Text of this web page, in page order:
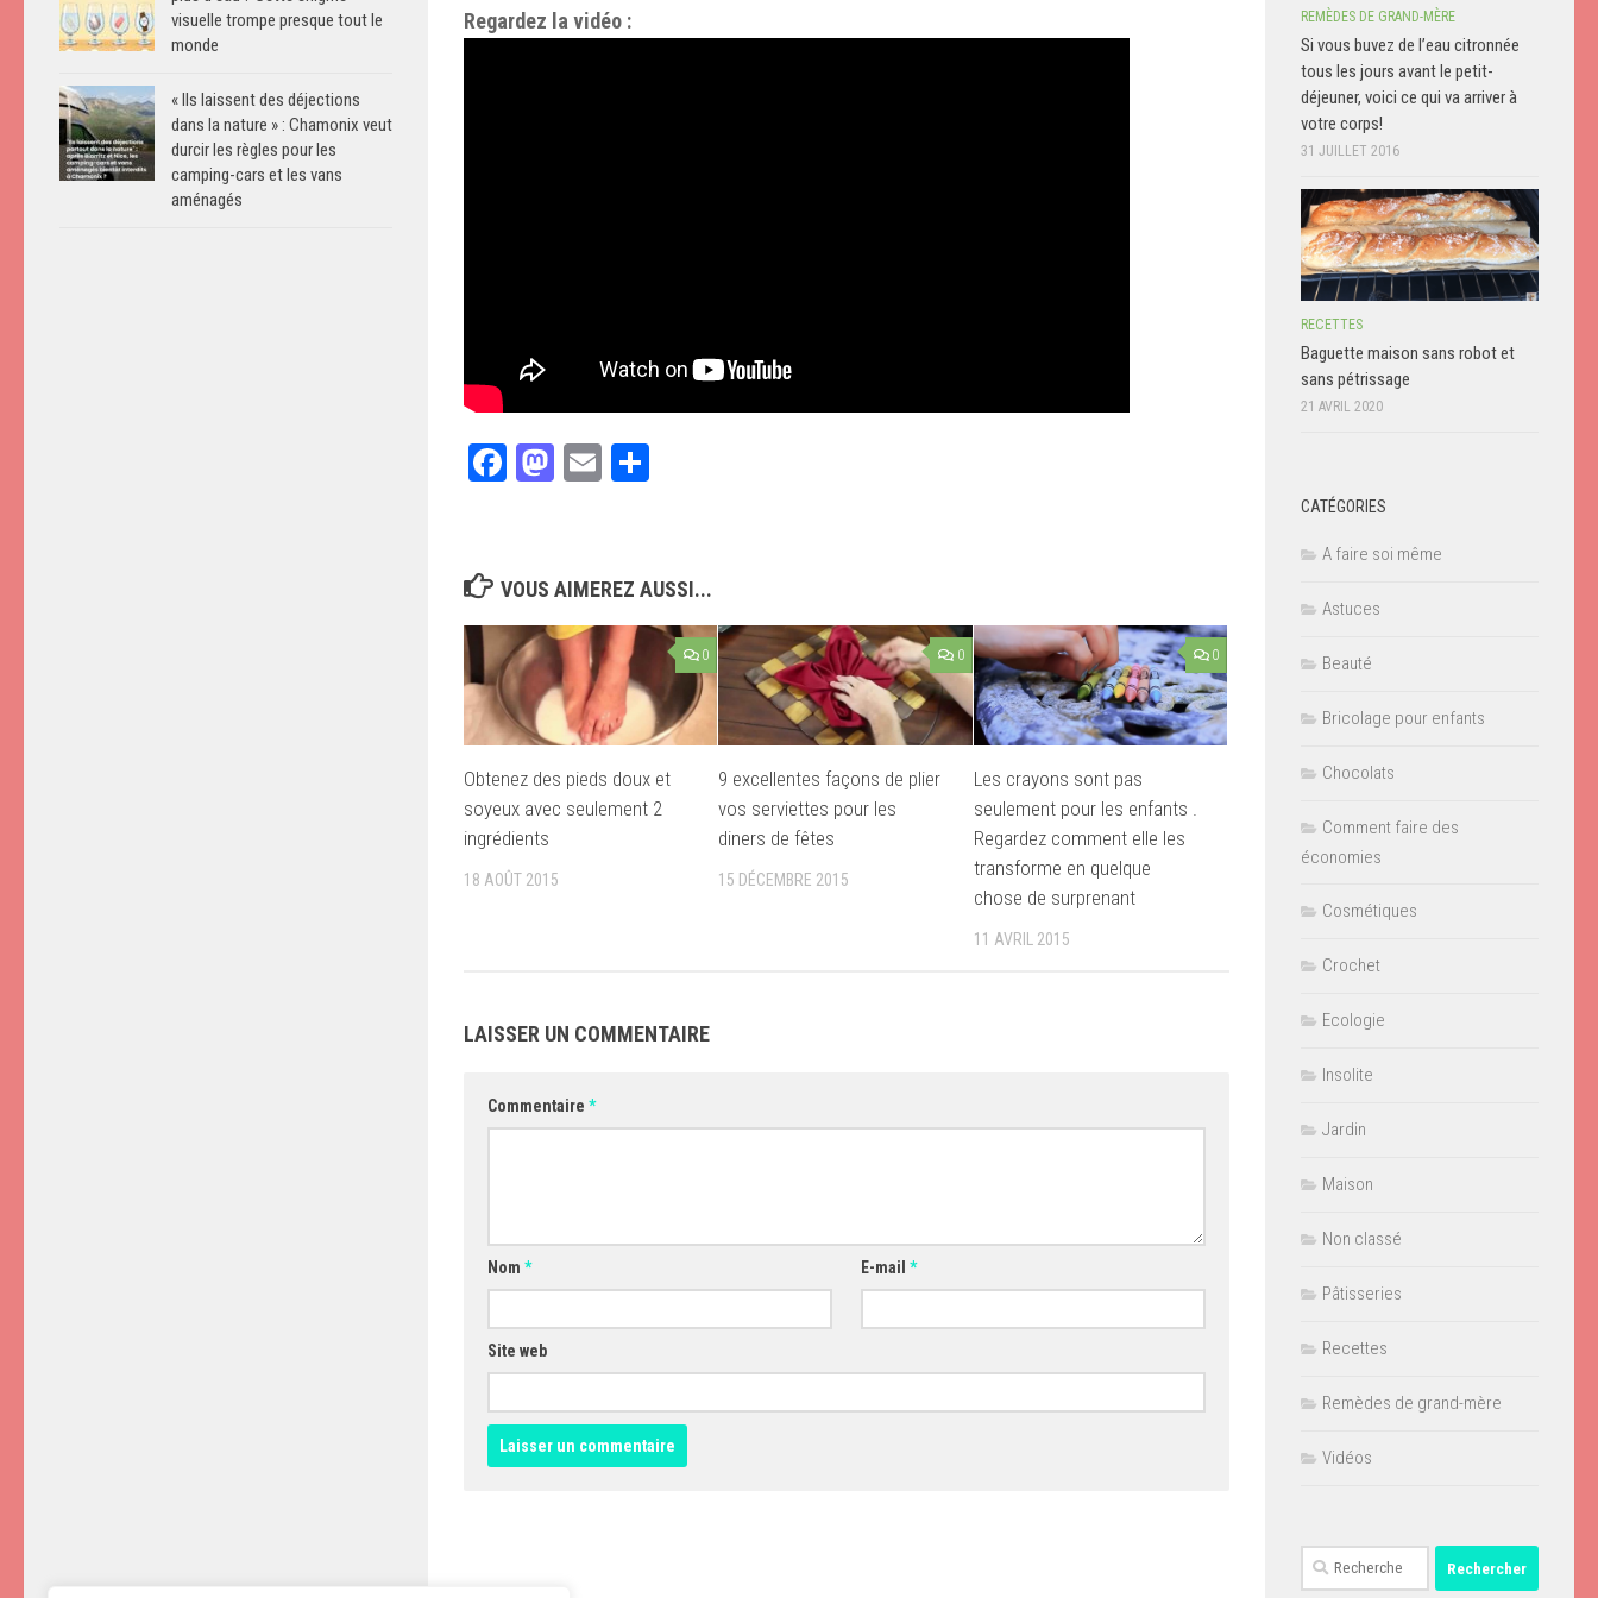
Regardez la vidéo :
Facebook
Mastodon
Email
VOUS AIMEREZ AUSSI...
0
Obtenez des pieds doux et
soyeux avec seulement 2
ingrédients
18 AOÛT 2015
0
9 excellentes façons de plier
vos serviettes pour les
diners de fêtes
15 DÉCEMBRE 2015
0
Les crayons sont pas
seulement pour les enfants .
Regardez comment elle les
transforme en quelque
chose de surprenant
11 AVRIL 2015
LAISSER UN COMMENTAIRE
Commentaire *
Nom * E-mail*
Site web
visuelle trompe presque tout le
monde
« Ils laissent des déjections
dans la nature » : Chamonix veut
durcir les règles pour les
camping-cars et les vans
aménagés
REMÈDES DE GRAND-MÈRE
Si vous buvez de l’eau citronnée
tous les jours avant le petit-
déjeuner, voici ce qui va arriver à
votre corps!
31 JUILLET 2016
RECETTES
Baguette maison sans robot et
sans pétrissage
21 AVRIL 2020
CATÉGORIES
A faire soi même
Astuces
Beauté
Bricolage pour enfants
Chocolats
Comment faire des
économies
Cosmétiques
Crochet
Ecologie
Insolite
Jardin
Maison
Non classé
Pâtisseries
Recettes
Remèdes de grand-mère
Vidéos
Rechercher :